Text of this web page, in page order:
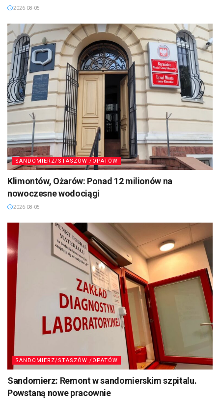
2026-08-05
SANDOMIERZ/STASZÓW /OPATÓW
Klimontów, Ożarów: Ponad 12 milionów na
nowoczesne wodociągi
2026-08-05
SANDOMIERZ/STASZÓW /OPATÓW
Sandomierz: Remont w sandomierskim szpitalu.
Powstaną nowe pracownie